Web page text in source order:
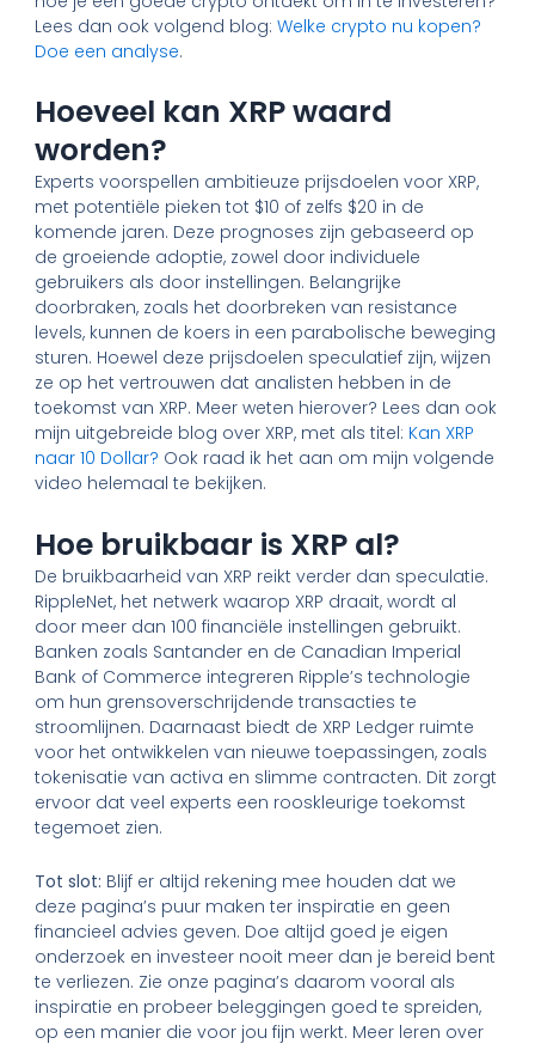
Lees dan ook volgend blog:Welke crypto nu kopen?
Doe een analyse.
Hoeveel kan XRP waard
worden?
Experts voorspellen ambitieuze prijsdoelen voor XRP,
met potentiële pieken tot $10 of zelfs $20 in de
komende jaren. Deze prognoses zijn gebaseerd op
de groeiende adoptie, zowel door individuele
gebruikers als door instellingen. Belangrijke
doorbraken, zoals het doorbreken van resistance
levels, kunnen de koers in een parabolische beweging
sturen. Hoewel deze prijsdoelen speculatief zijn, wijzen
ze op het vertrouwen dat analisten hebben in de
toekomst van XRP. Meer weten hierover? Lees dan ook
mijn uitgebreide blog over XRP, met als titel: Kan XRP
naar 10 Dollar? Ook raad ik het aan om mijn volgende
video helemaal te bekijken.
Hoe bruikbaar is XRP al?
De bruikbaarheid van XRP reikt verder dan speculatie.
RippleNet, het netwerk waarop XRP draait, wordt al
door meer dan 100 financiële instellingen gebruikt.
Banken zoals Santander en de Canadian Imperial
Bank of Commerce integreren Ripple’s technologie
om hun grensoverschrijdende transacties te
stroomlijnen. Daarnaast biedt de XRP Ledger ruimte
voor het ontwikkelen van nieuwe toepassingen, zoals
tokenisatie van activa en slimme contracten. Dit zorgt
ervoor dat veel experts een rooskleurige toekomst
tegemoet zien.
Tot slot: Blijf er altijd rekening mee houden dat we
deze pagina’s puur maken ter inspiratie en geen
financieel advies geven. Doe altijd goed je eigen
onderzoek en investeer nooit meer dan je bereid bent
te verliezen. Zie onze pagina’s daarom vooral als
inspiratie en probeer beleggingen goed te spreiden,
op een manier die voor jou fijn werkt. Meer leren over